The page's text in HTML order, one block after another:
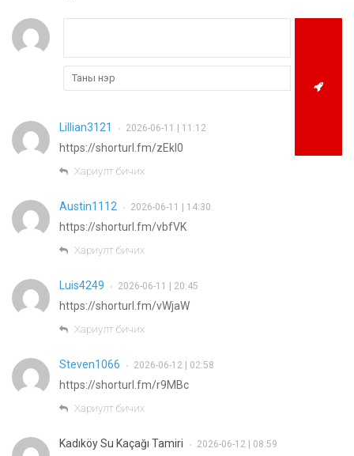
Lillian3121 • 2026-06-11 | 11:12
https://shorturl.fm/zEkI0
Хариулт бичих
Austin1112 • 2026-06-11 | 14:30
https://shorturl.fm/vbfVK
Хариулт бичих
Luis4249 • 2026-06-11 | 20:45
https://shorturl.fm/vWjaW
Хариулт бичих
Steven1066 • 2026-06-12 | 02:58
https://shorturl.fm/r9MBc
Хариулт бичих
Kadıköy Su Kaçağı Tamiri • 2026-06-12 | 08:59